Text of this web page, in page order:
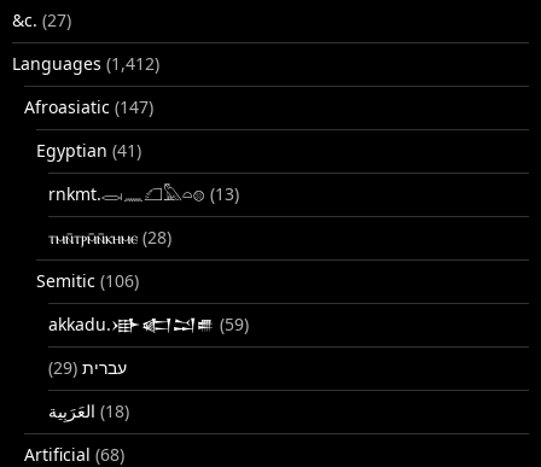
&c. (27)
Languages (1,412)
Afroasiatic (147)
Egyptian (41)
rnkmt.𓂋𓏺𓈖𓆎𓅓𓏏𓊖 (13)
ⲧⲙⲛ̄ⲧⲣⲙ̄ⲛ̄ⲕⲏⲙⲉ (28)
Semitic (106)
akkadu.𒀝𒅗𒁺𒌑 (59)
עברית (29)
(18)
Artificial (68)